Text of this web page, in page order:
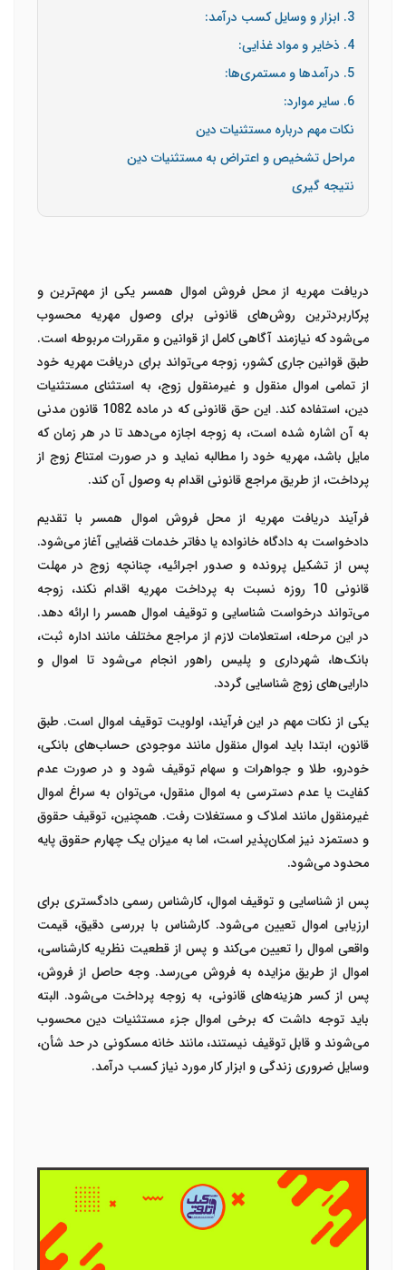
3. ابزار و وسایل کسب درآمد:
4. ذخایر و مواد غذایی:
5. درآمدها و مستمری‌ها:
6. سایر موارد:
نکات مهم درباره مستثنیات دین
مراحل تشخیص و اعتراض به مستثنیات دین
نتیجه گیری
دریافت مهریه از محل فروش اموال همسر یکی از مهم‌ترین و
پرکاربردترین روش‌های قانونی برای وصول مهریه محسوب
می‌شود که نیازمند آگاهی کامل از قوانین و مقررات مربوطه است.
طبق قوانین جاری کشور، زوجه می‌تواند برای دریافت مهریه خود
از تمامی اموال منقول و غیرمنقول زوج، به استثنای مستثنیات
دین، استفاده کند. این حق قانونی که در ماده 1082 قانون مدنی
به آن اشاره شده است، به زوجه اجازه می‌دهد تا در هر زمان که
مایل باشد، مهریه خود را مطالبه نماید و در صورت امتناع زوج از
پرداخت، از طریق مراجع قانونی اقدام به وصول آن کند.
فرآیند دریافت مهریه از محل فروش اموال همسر با تقدیم
دادخواست به دادگاه خانواده یا دفاتر خدمات قضایی آغاز می‌شود.
پس از تشکیل پرونده و صدور اجرائیه، چنانچه زوج در مهلت
قانونی 10 روزه نسبت به پرداخت مهریه اقدام نکند، زوجه
می‌تواند درخواست شناسایی و توقیف اموال همسر را ارائه دهد.
در این مرحله، استعلامات لازم از مراجع مختلف مانند اداره ثبت،
بانک‌ها، شهرداری و پلیس راهور انجام می‌شود تا اموال و
دارایی‌های زوج شناسایی گردد.
یکی از نکات مهم در این فرآیند، اولویت توقیف اموال است. طبق
قانون، ابتدا باید اموال منقول مانند موجودی حساب‌های بانکی،
خودرو، طلا و جواهرات و سهام توقیف شود و در صورت عدم
کفایت یا عدم دسترسی به اموال منقول، می‌توان به سراغ اموال
غیرمنقول مانند املاک و مستغلات رفت. همچنین، توقیف حقوق
و دستمزد نیز امکان‌پذیر است، اما به میزان یک چهارم حقوق پایه
محدود می‌شود.
پس از شناسایی و توقیف اموال، کارشناس رسمی دادگستری برای
ارزیابی اموال تعیین می‌شود. کارشناس با بررسی دقیق، قیمت
واقعی اموال را تعیین می‌کند و پس از قطعیت نظریه کارشناسی،
اموال از طریق مزایده به فروش می‌رسد. وجه حاصل از فروش،
پس از کسر هزینه‌های قانونی، به زوجه پرداخت می‌شود. البته
باید توجه داشت که برخی اموال جزء مستثنیات دین محسوب
می‌شوند و قابل توقیف نیستند، مانند خانه مسکونی در حد شأن،
وسایل ضروری زندگی و ابزار کار مورد نیاز کسب درآمد.